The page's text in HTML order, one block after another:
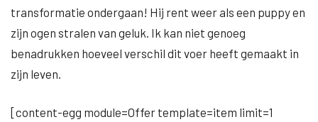
transformatie ondergaan! Hij rent weer als een puppy en
zijn ogen stralen van geluk. Ik kan niet genoeg
benadrukken hoeveel verschil dit voer heeft gemaakt in
zijn leven.
[content-egg module=Offer template=item limit=1